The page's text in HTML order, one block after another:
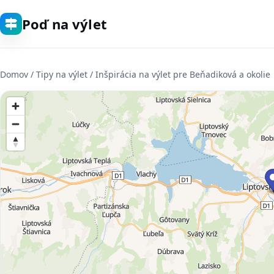
Poď na výlet
Domov / Tipy na výlet / Inšpirácia na výlet pre Beňadiková a okolie